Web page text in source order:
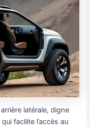
latérale, digne
facilite l’accès au